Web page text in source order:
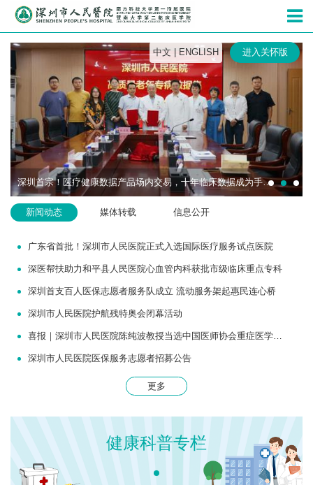
深圳市人民
中文 ENGLISH 进入关怀版
深圳首宗！医疗健康数据产品场内交易，十年临床数据成为手术机器人研发“燃料”
新闻动态 媒体转载 信息公开
广东省首批！深圳市人民医院正式入选国际医疗服务试点医院
深医帮扶助力和平县人民医院心血管内科获批市级临床重点专科
深圳首支百人医保志愿者服务队成立 流动服务架起惠民连心桥
深圳市人民医院护航残特奥会闭幕活动
喜报｜深圳市人民医院陈纯波教授当选中国医师协会重症医学医师分会常务委员
深圳市人民医院医保服务志愿者招募公告
更多
健康科普专栏